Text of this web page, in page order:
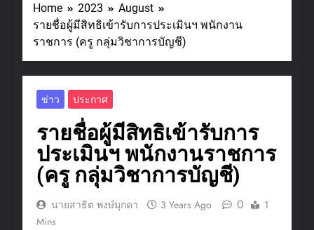
Home 2023
August
รายชื่อผู้มีสิทธิเข้ารับการประเมินฯ พนักงาน
ราชการ (ครู กลุ่มวิชาการบัญชี)
ข่าว ประกาศ
รายชื่อผู้มีสิทธิเข้ารับการ
ประเมินฯ พนักงานราชการ
(ครู กลุ่มวิชาการบัญชี)
นายสาธิต พงษ์มุกดา 3 Years Ago 0
1
Mins